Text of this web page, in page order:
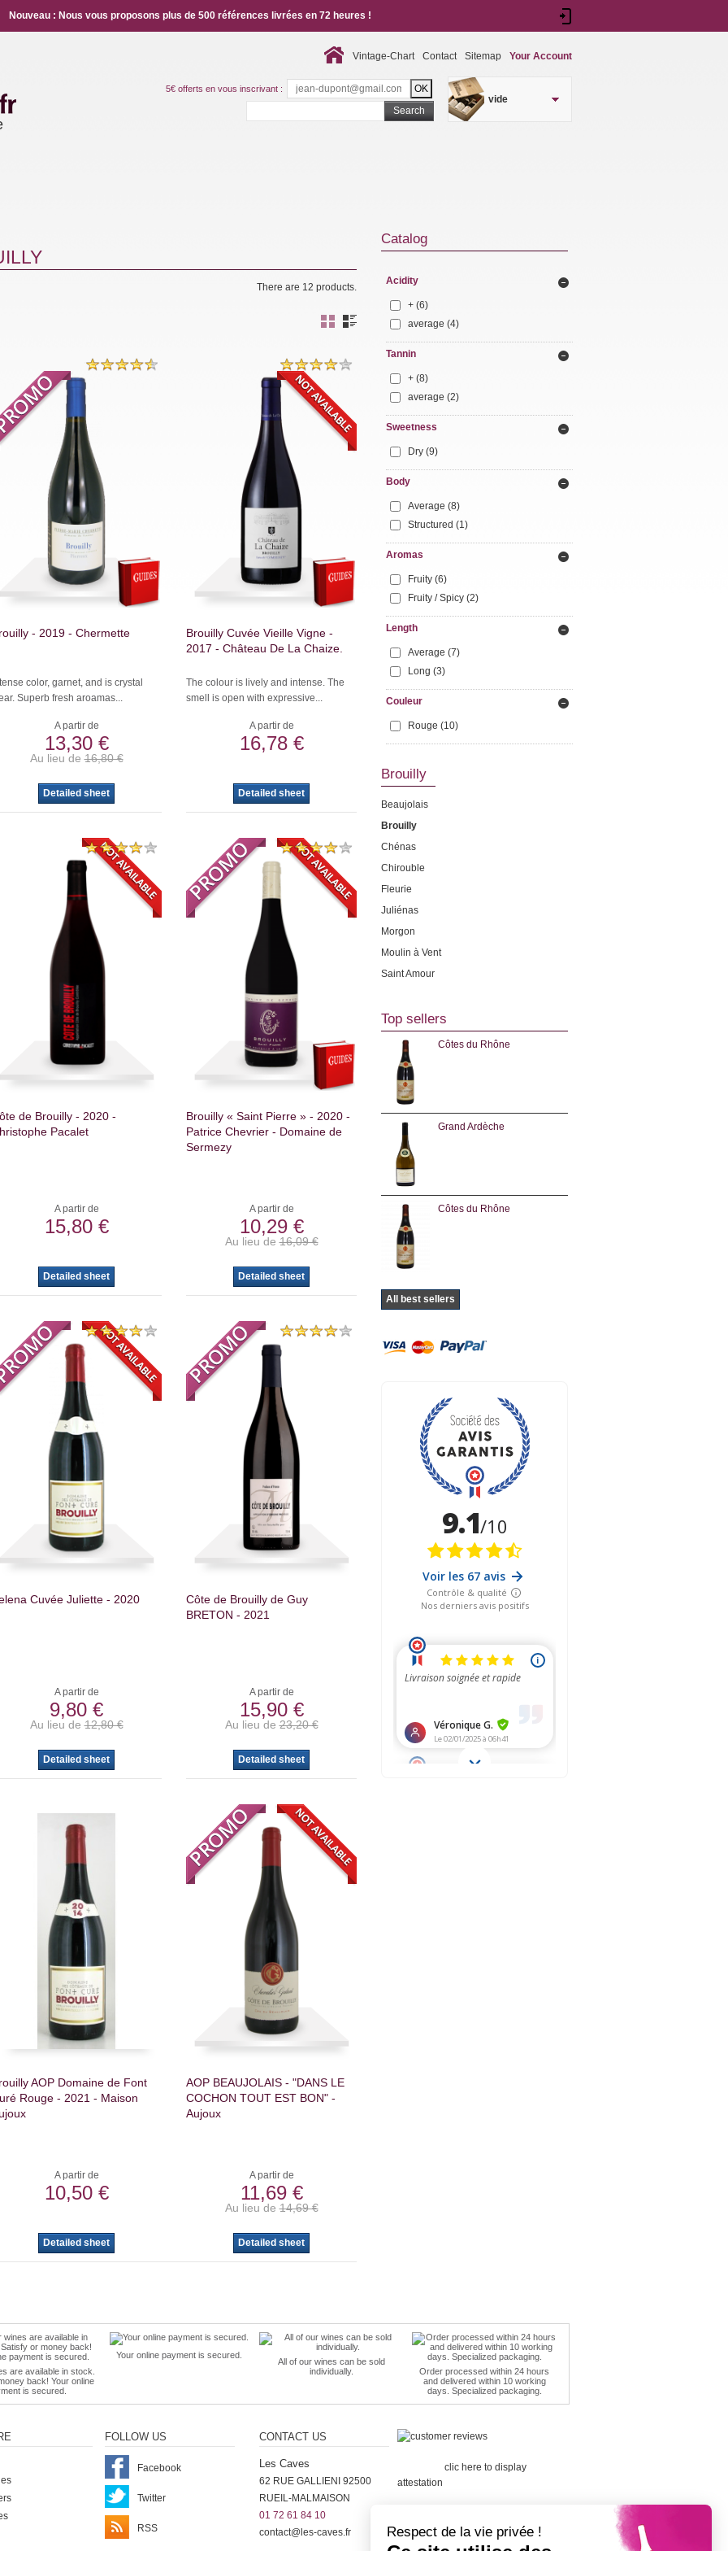
vide
Vintage-Chart Contact Sitemap Your Account
Nouveau : Nous vous proposons plus de 500 références livrées en 72 heures !
Search
5€ offerts en vous inscrivant :
There are 12 products.
- 2019 - Chermette
color, garnet, and is crystal
Superb fresh aroamas...
A partir de
13,30 €
Au lieu de16,80 €
Detailed sheet
Brouilly Cuvée Vieille Vigne -
2017 - Château De La Chaize.
The colour is lively and intense. The
smell is open with expressive...
A partir de
16,78 €
Detailed sheet
de Brouilly - 2020 -
Pacalet
A partir de
15,80 €
Detailed sheet
Brouilly « Saint Pierre » - 2020 -
Patrice Chevrier - Domaine de
Sermezy
A partir de
10,29 €
Au lieu de16,09 €
Detailed sheet
Cuvée Juliette - 2020
A partir de
9,80 €
Au lieu de12,80 €
Detailed sheet
Côte de Brouilly de Guy
BRETON - 2021
A partir de
15,90 €
Au lieu de23,20 €
Detailed sheet
AOP Domaine de Font
Rouge - 2021 - Maison
A partir de
10,50 €
Detailed sheet
AOP BEAUJOLAIS - "DANS LE
COCHON TOUT EST BON" -
Aujoux
A partir de
11,69 €
Au lieu de14,69 €
Detailed sheet
Catalog
Acidity
+ (6)
average (4)
Tannin
+ (8)
average (2)
Sweetness
Dry (9)
Body
Average (8)
Structured (1)
Aromas
Fruity (6)
Fruity / Spicy (2)
Length
Average (7)
Long (3)
Couleur
Rouge (10)
Brouilly
Beaujolais
Brouilly
Chénas
Chirouble
Fleurie
Juliénas
Morgon
Moulin à Vent
Saint Amour
Top sellers
Côtes du Rhône
Grand Ardèche
Côtes du Rhône
All best sellers
are available in stock.
back! Your online
is secured.
Your online payment is secured.
All of our wines can be sold
individually.
Order processed within 24 hours
and delivered within 10 working
days. Specialized packaging.
FOLLOW US
Facebook
Twitter
RSS
CONTACT US
Les Caves
62 RUE GALLIENI 92500
RUEIL-MALMAISON
01 72 61 84 10
contact@les-caves.fr
clic here to display
attestation
Respect de la vie privée !